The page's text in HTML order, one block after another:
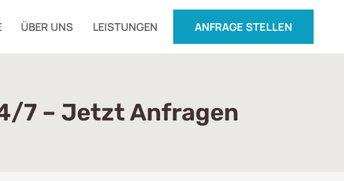
ÜBER UNS LEISTUNGEN ANFRAGE STELLEN
7 – Jetzt Anfragen